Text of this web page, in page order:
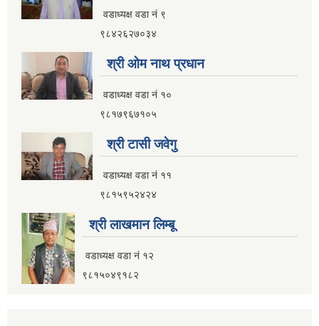
वडाध्यक्ष वडा नं ९
९८४२६२७०३४
श्री ओम नाथ प्रधान
वडाध्यक्ष वडा नं १०
९८१७९६७१०५
श्री टासी जवेगु
वडाध्यक्ष वडा नं ११
९८१५९५२४२४
श्री लाखमान लिम्बू
वडाध्यक्ष वडा नं १२
९८१५०४९१८२